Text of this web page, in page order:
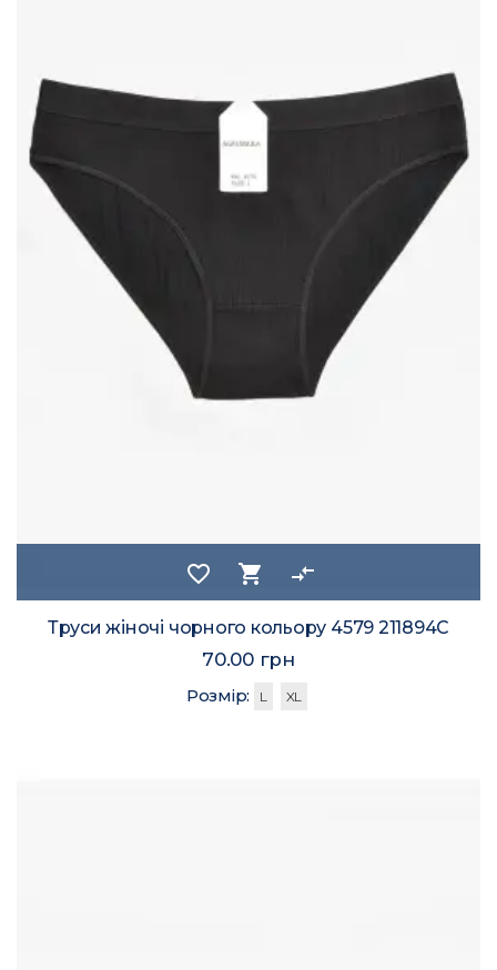
favorite_border shopping_cart compare_arrows
Труси жіночі чорного кольору 4579 211894C
70.00 грн
Розмір: L XL